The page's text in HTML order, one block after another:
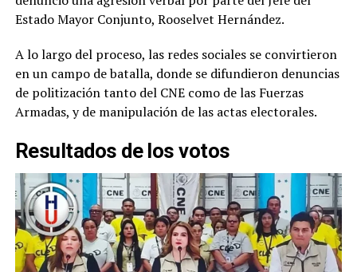
Estado Mayor Conjunto, Rooselvet Hernández.
A lo largo del proceso, las redes sociales se convirtieron
en un campo de batalla, donde se difundieron denuncias
de politización tanto del CNE como de las Fuerzas
Armadas, y de manipulación de las actas electorales.
Resultados de los votos